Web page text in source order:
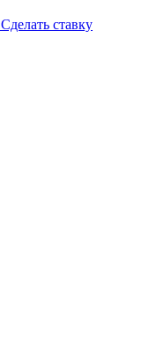
Сделать ставку